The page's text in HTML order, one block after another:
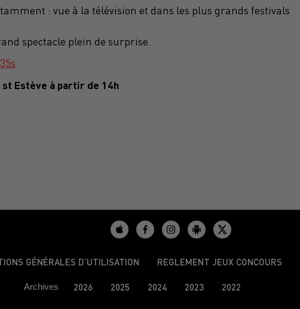
: vue à la télévision et dans les plus grands festivals
spectacle plein de surprise.
Estève à partir de 14h
GÉNÉRALES D’UTILISATION REGLEMENT JEUX CONCOURS
Archives 2026 2025 2024 2023 2022